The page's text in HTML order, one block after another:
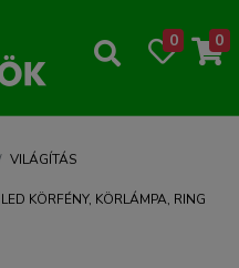
0 0
VILÁGÍTÁS
KÖRFÉNY, KÖRLÁMPA, RING